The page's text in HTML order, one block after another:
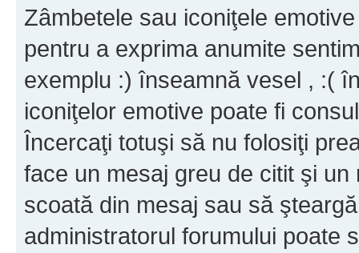
Zâmbetele sau iconiţele
pentru a exprima anumite
exemplu :) înseamnă vesel , :(
iconiţelor emotive poate fi
Încercaţi totuşi să nu folosiţi
face un mesaj greu de citit şi
scoată din mesaj sau să
administratorul forumului poate